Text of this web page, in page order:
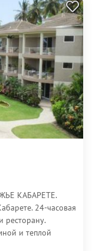
КАБАРЕТЕ.
24-часовая
ресторану.
и теплой